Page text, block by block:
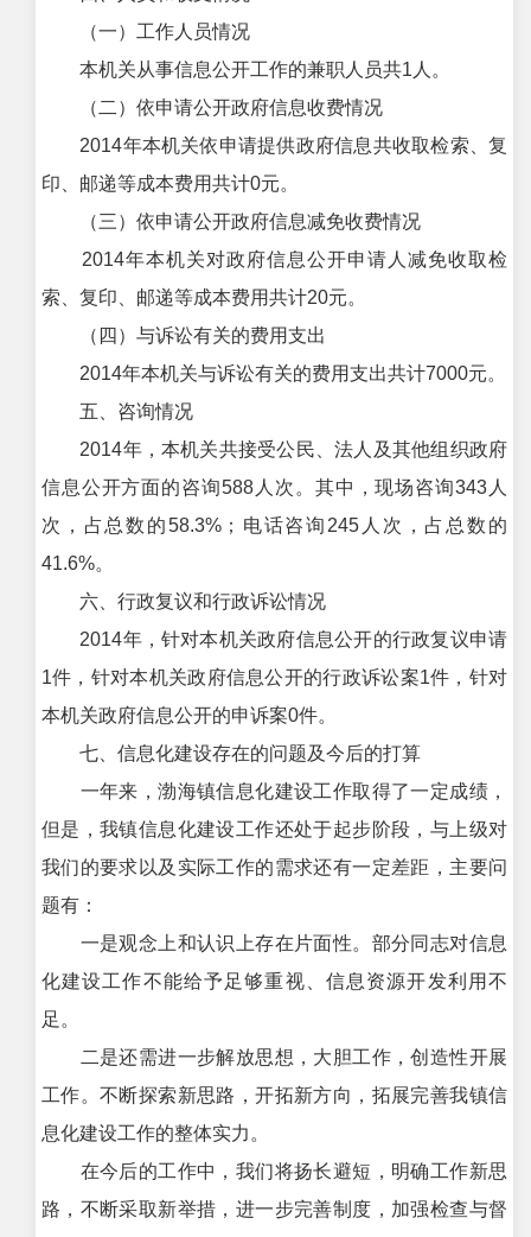
（一）工作人员情况
本机关从事信息公开工作的兼职人员共1人。
（二）依申请公开政府信息收费情况
2014年本机关依申请提供政府信息共收取检索、复
印、邮递等成本费用共计0元。
（三）依申请公开政府信息减免收费情况
2014年本机关对政府信息公开申请人减免收取检
索、复印、邮递等成本费用共计20元。
（四）与诉讼有关的费用支出
2014年本机关与诉讼有关的费用支出共计7000元。
五、咨询情况
2014年，本机关共接受公民、法人及其他组织政府
信息公开方面的咨询588人次。其中，现场咨询343人
次，占总数的58.3%；电话咨询245人次，占总数的
41.6%。
六、行政复议和行政诉讼情况
2014年，针对本机关政府信息公开的行政复议申请
1件，针对本机关政府信息公开的行政诉讼案1件，针对
本机关政府信息公开的申诉案0件。
七、信息化建设存在的问题及今后的打算
一年来，渤海镇信息化建设工作取得了一定成绩，
但是，我镇信息化建设工作还处于起步阶段，与上级对
我们的要求以及实际工作的需求还有一定差距，主要问
题有：
一是观念上和认识上存在片面性。部分同志对信息
化建设工作不能给予足够重视、信息资源开发利用不
足。
二是还需进一步解放思想，大胆工作，创造性开展
工作。不断探索新思路，开拓新方向，拓展完善我镇信
息化建设工作的整体实力。
在今后的工作中，我们将扬长避短，明确工作新思
路，不断采取新举措，进一步完善制度，加强检查与督